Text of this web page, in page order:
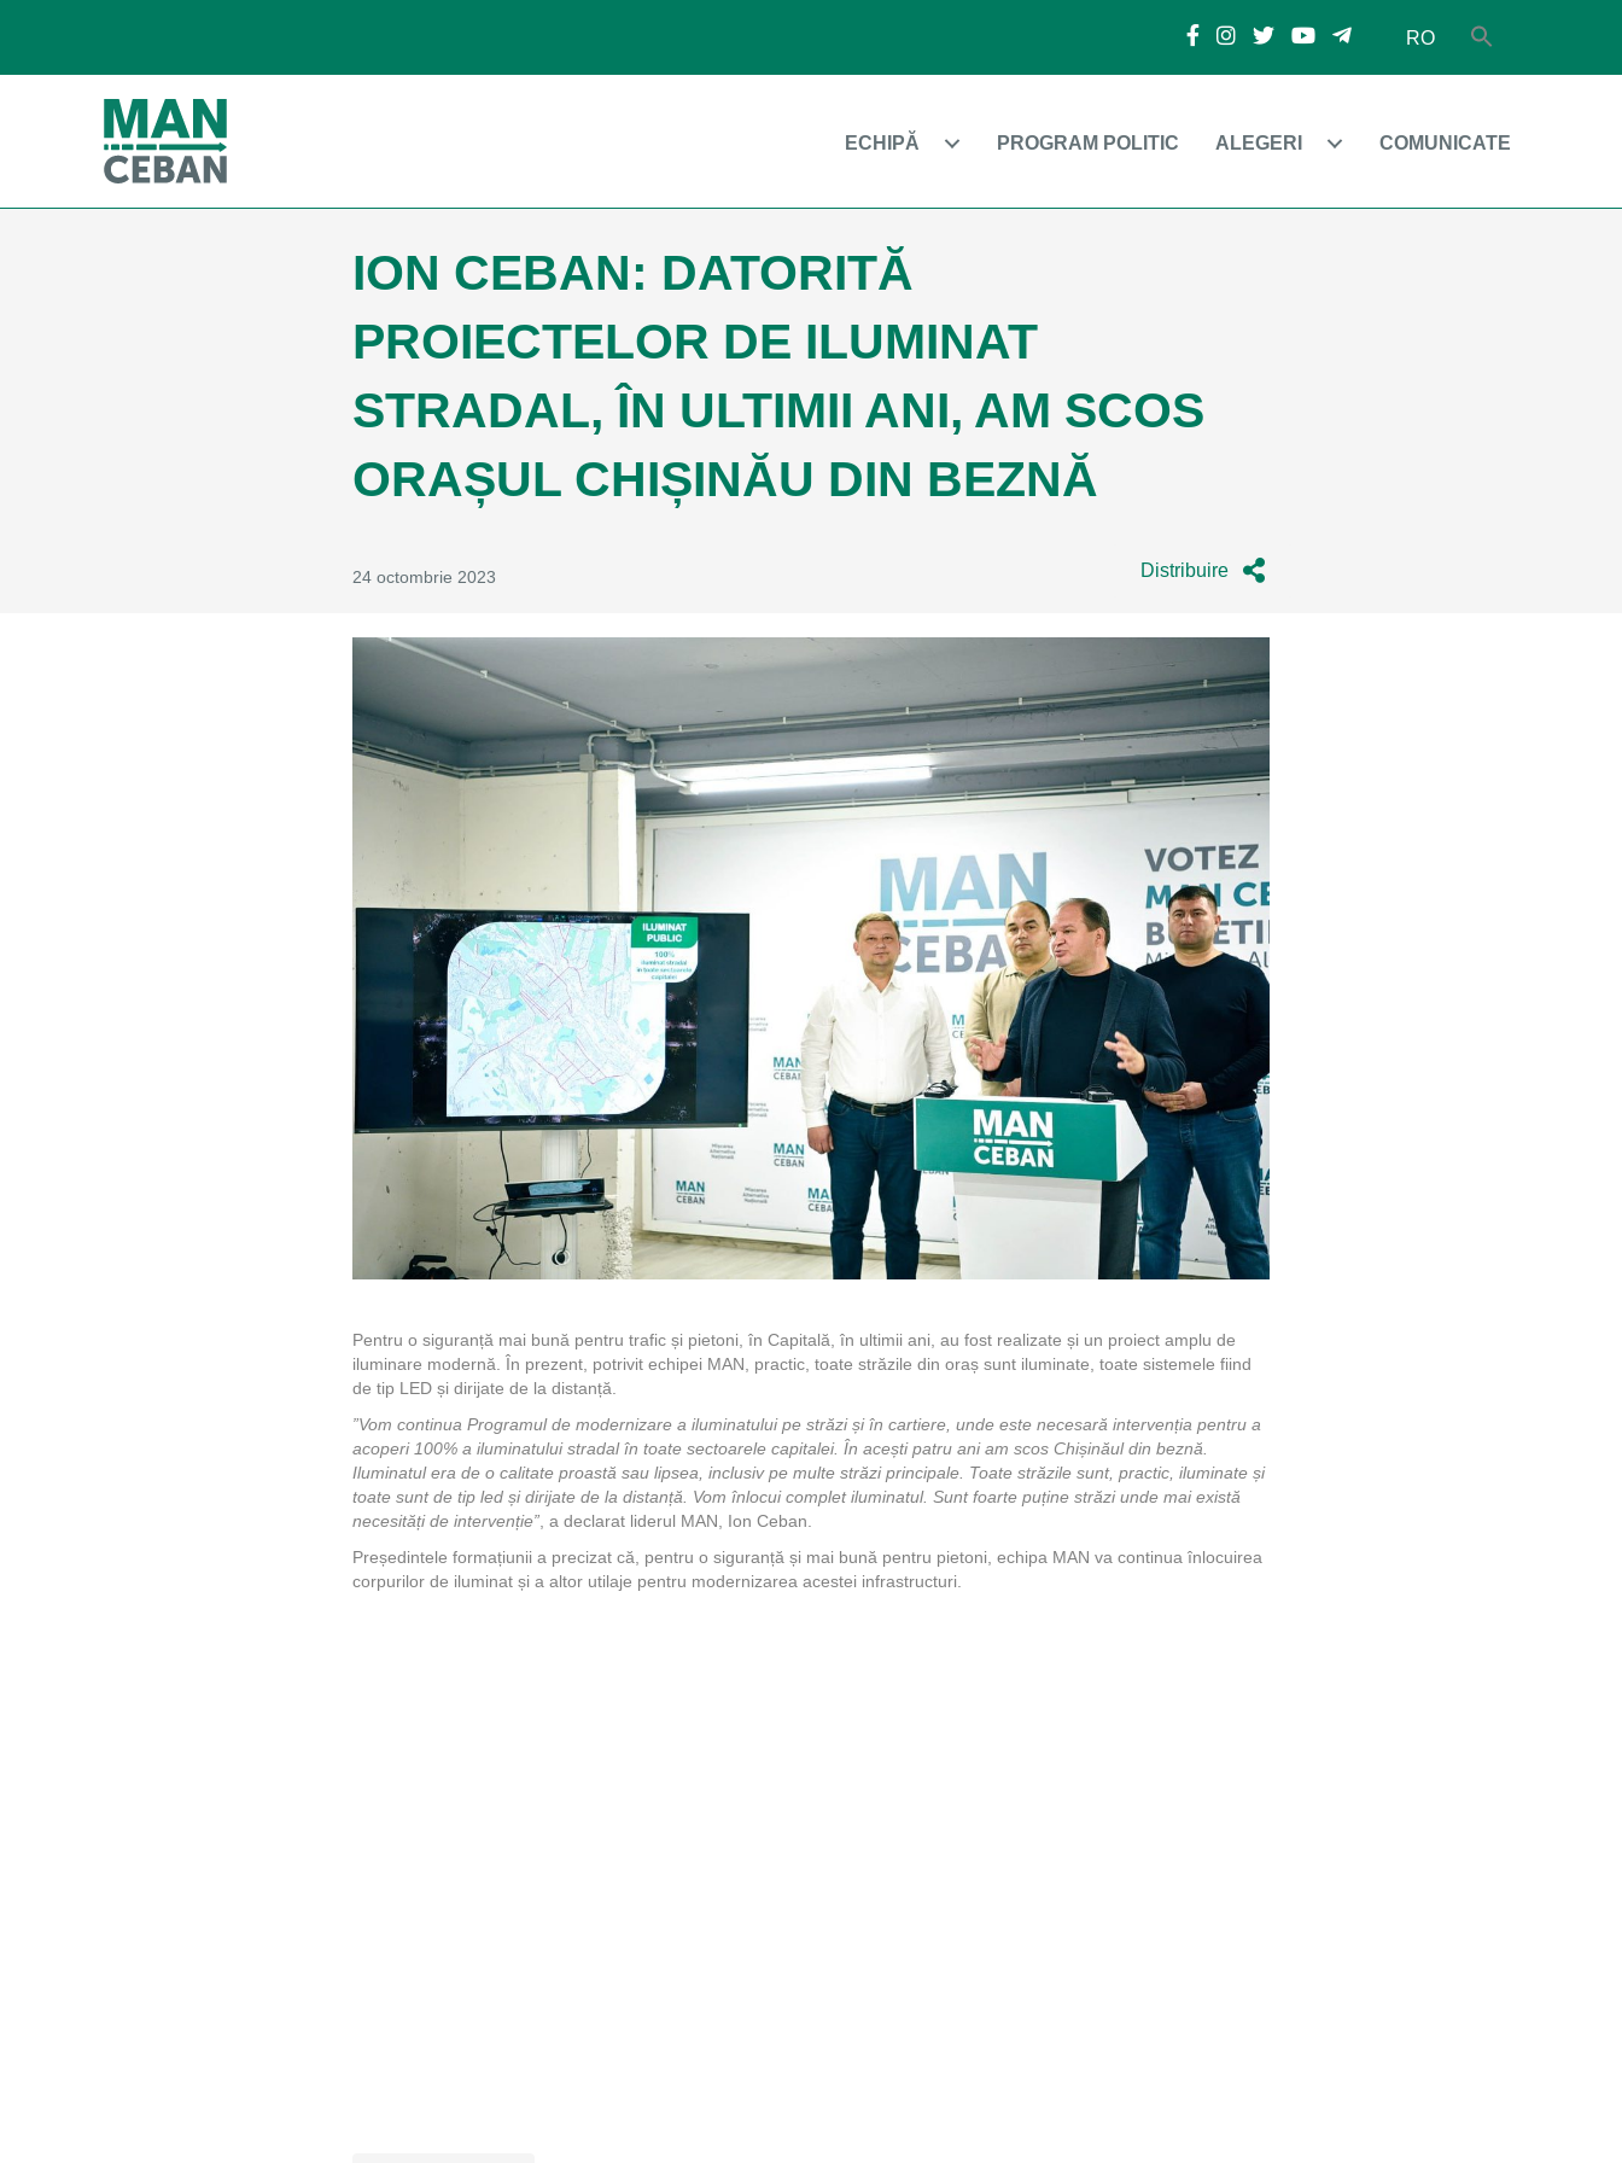
RO
ECHIPĂ PROGRAM POLITIC ALEGERI COMUNICATE
ION CEBAN: DATORITĂ
PROIECTELOR DE ILUMINAT
STRADAL, ÎN ULTIMII ANI, AM SCOS
ORAȘUL CHIȘINĂU DIN BEZNĂ
24 octombrie 2023 Distribuire
Pentru o siguranță mai bună pentru trafic și pietoni, în Capitală, în ultimii ani, au fost realizate și un proiect amplu de
iluminare modernă. În prezent, potrivit echipei MAN, practic, toate străzile din oraș sunt iluminate, toate sistemele fiind
de tip LED și dirijate de la distanță.
”Vom continua Programul de modernizare a iluminatului pe străzi și în cartiere, unde este necesară intervenția pentru a
acoperi 100% a iluminatului stradal în toate sectoarele capitalei. În acești patru ani am scos Chișinăul din beznă.
Iluminatul era de o calitate proastă sau lipsea, inclusiv pe multe străzi principale. Toate străzile sunt, practic, iluminate și
toate sunt de tip led și dirijate de la distanță. Vom înlocui complet iluminatul. Sunt foarte puține străzi unde mai există
necesități de intervenție” , a declarat liderul MAN, Ion Ceban.
Președintele formațiunii a precizat că, pentru o siguranță și mai bună pentru pietoni, echipa MAN va continua înlocuirea
corpurilor de iluminat și a altor utilaje pentru modernizarea acestei infrastructuri.